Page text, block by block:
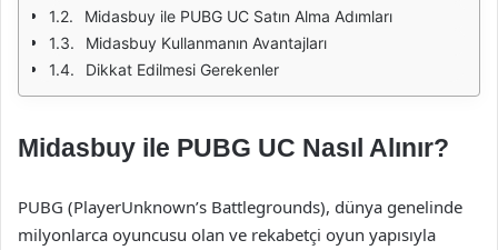
Midasbuy ile PUBG UC Satın Alma Adımları
Midasbuy Kullanmanın Avantajları
Dikkat Edilmesi Gerekenler
Midasbuy ile PUBG UC Nasıl Alınır?
PUBG (PlayerUnknown’s Battlegrounds), dünya genelinde
milyonlarca oyuncusu olan ve rekabetçi oyun yapısıyla